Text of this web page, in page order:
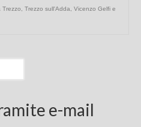
Trezzo Trezzo sull'Adda
Vicenzo Gelfi e
e-mail